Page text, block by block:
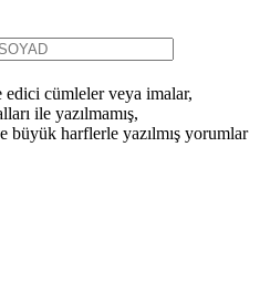
cümleler veya imalar,
ile yazılmamış,
büyük harflerle yazılmış yorumlar